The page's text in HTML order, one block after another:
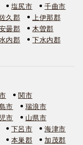
塩尻市
千曲市
久郡
上伊那郡
曇郡
木曽郡
内郡
下水内郡
関市
市
瑞浪市
市
山県市
下呂市
海津市
本巣郡
加茂郡